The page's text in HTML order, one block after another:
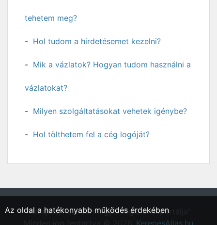
tehetem meg?
Hol tudom a hirdetésemet kezelni?
Mik a vázlatok? Hogyan tudom használni a
vázlatokat?
Milyen szolgáltatásokat vehetek igénybe?
Hol tölthetem fel a cég logóját?
"Kerepes, Pest vármegyei régió állásportálja"
KerepesAllas.hu
Az oldal a hatékonyabb működés érdekében